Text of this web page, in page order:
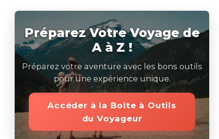
Préparez Votre Voyage de
A à Z !
Préparez votre aventure avec les bons outils
pour une expérience unique.
Accéder à la Boîte à Outils
du Voyageur